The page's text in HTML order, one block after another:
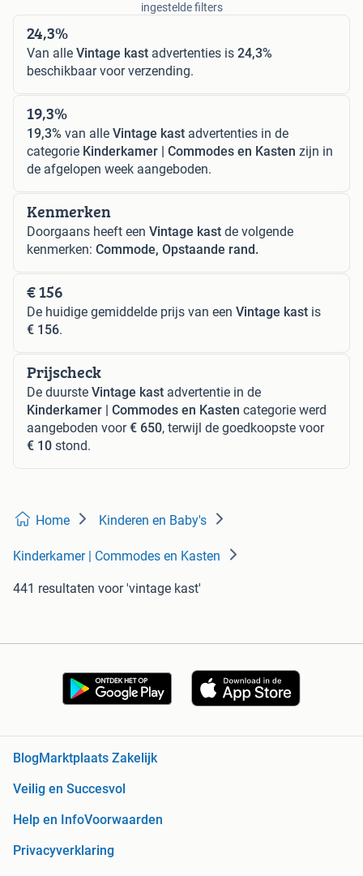
ingestelde filters
24,3%
Van alle Vintage kast advertenties is 24,3%
beschikbaar voor verzending.
19,3%
19,3% van alle Vintage kast advertenties in de
categorie Kinderkamer | Commodes en Kasten zijn in
de afgelopen week aangeboden.
Kenmerken
Doorgaans heeft een Vintage kast de volgende
kenmerken: Commode, Opstaande rand.
€ 156
De huidige gemiddelde prijs van een Vintage kast is
€ 156.
Prijscheck
De duurste Vintage kast advertentie in de
Kinderkamer | Commodes en Kasten categorie werd
aangeboden voor€ 650, terwijl de goedkoopste voor
€ 10 stond.
Home Kinderen en Baby's
Kinderkamer | Commodes en Kasten
441 resultaten voor 'vintage kast'
BlogMarktplaats Zakelijk
Veilig en Succesvol
Help en InfoVoorwaarden
Privacyverklaring